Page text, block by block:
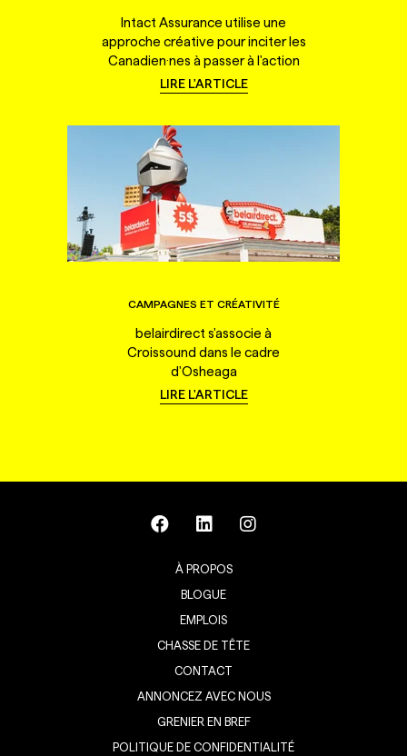
Intact Assurance utilise une
approche créative pour inciter les
Canadien·nes à passer à l'action
LIRE L'ARTICLE
CAMPAGNES ET CRÉATIVITÉ
belairdirect s'associe à
Croissound dans le cadre
d'Osheaga
LIRE L'ARTICLE
À PROPOS
BLOGUE
EMPLOIS
CHASSE DE TÊTE
CONTACT
ANNONCEZ AVEC NOUS
GRENIER EN BREF
POLITIQUE DE CONFIDENTIALITÉ